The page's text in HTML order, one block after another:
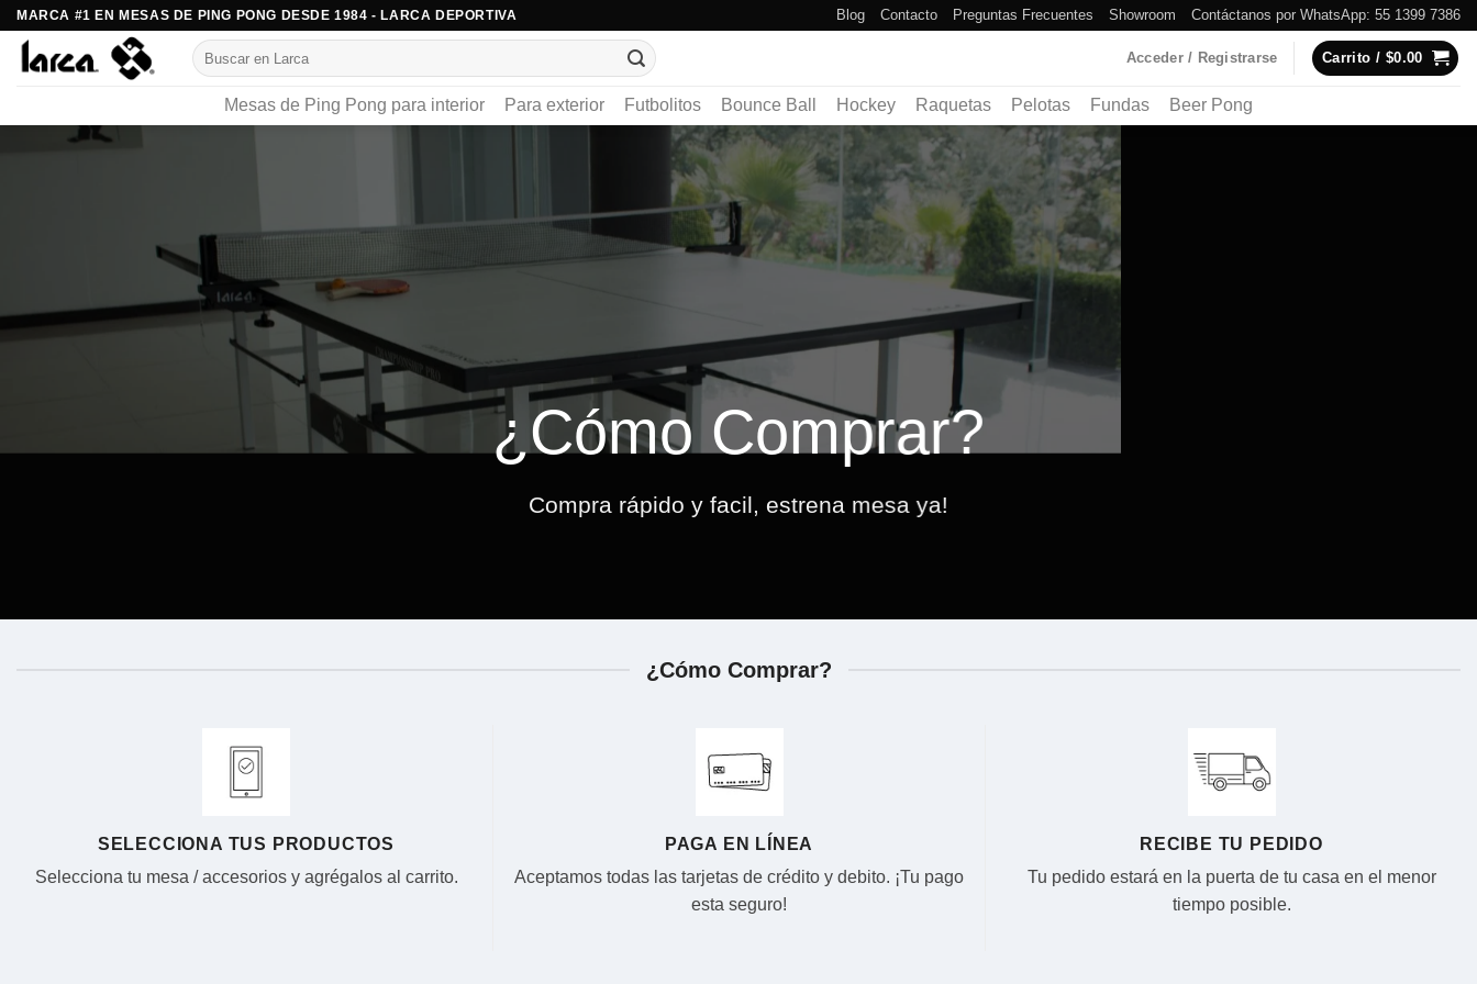
Saltar
contenido
MARCA #1 EN MESAS DE PING PONG DESDE 1984 - LARCA DEPORTIVA Blog Contacto Preguntas Frecuentes Showroom Contáctanos por WhatsApp: 55 1399 7386
Buscar
por:
Acceder / Registrarse Carrito / $0.00
Mesas de Ping Pong para interior Para exterior Futbolitos Bounce Ball Hockey Raquetas Pelotas Fundas Beer Pong
¿Cómo Comprar?
Compra rápido y facil, estrena mesa ya!
¿Cómo Comprar?
SELECCIONA TUS PRODUCTOS
Selecciona tu mesa / accesorios y agrégalos al carrito.
PAGA EN LÍNEA
Aceptamos todas las tarjetas de crédito y debito. ¡Tu pago
esta seguro!
RECIBE TU PEDIDO
Tu pedido estará en la puerta de tu casa en el menor
tiempo posible.